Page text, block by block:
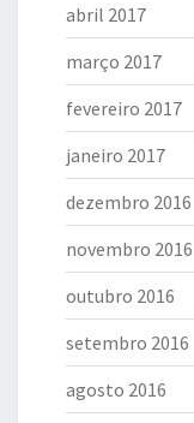
abril 2017
março 2017
fevereiro 2017
janeiro 2017
dezembro 2016
novembro 2016
outubro 2016
setembro 2016
agosto 2016